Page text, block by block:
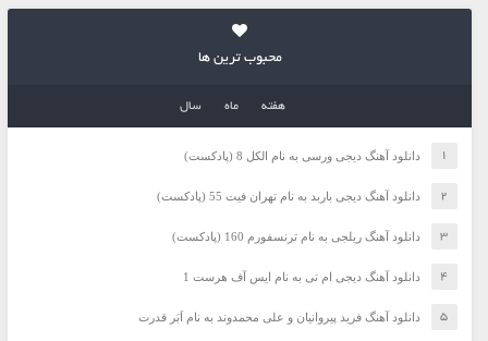
محبوب ترین ها
هفته ماه سال
دانلود آهنگ دیجی ورسی به نام الکل 8 (پادکست)
دانلود آهنگ دیجی باربد به نام تهران فیت 55 (پادکست)
دانلود آهنگ ریلجی به نام ترنسفورم 160 (پادکست)
دانلود آهنگ دیجی ام تی به نام ایس آف هرست 1
دانلود آهنگ فرید پیروانیان و علی محمدوند به نام اَبَر قدرت